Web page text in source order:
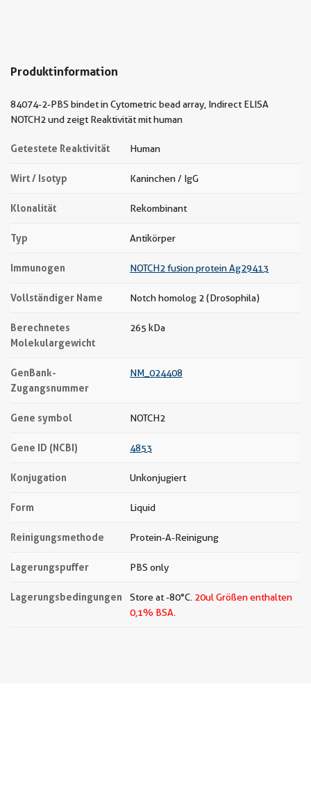
Produktinformation
84074-2-PBS bindet in Cytometric bead array, Indirect ELISA
NOTCH2 und zeigt Reaktivität mit human
Getestete Reaktivität Human
Wirt / Isotyp Kaninchen / IgG
Klonalität Rekombinant
Typ Antikörper
Immunogen NOTCH2 fusion protein Ag29413
Vollständiger Name Notch homolog 2 (Drosophila)
Berechnetes
Molekulargewicht
265 kDa
GenBank-
Zugangsnummer
NM_024408
Gene symbol NOTCH2
Gene ID (NCBI) 4853
Konjugation Unkonjugiert
Form Liquid
Reinigungsmethode Protein-A-Reinigung
Lagerungspuffer PBS only
Lagerungsbedingungen Store at -80°C. 20ul Größen enthalten
0,1% BSA.